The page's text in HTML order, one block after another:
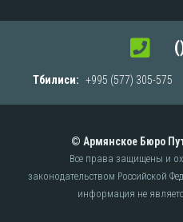
Тбилиси: +995 (577) 305-575
© Армянское Бюро
Все права защищены и
законодательством Российской
информация не